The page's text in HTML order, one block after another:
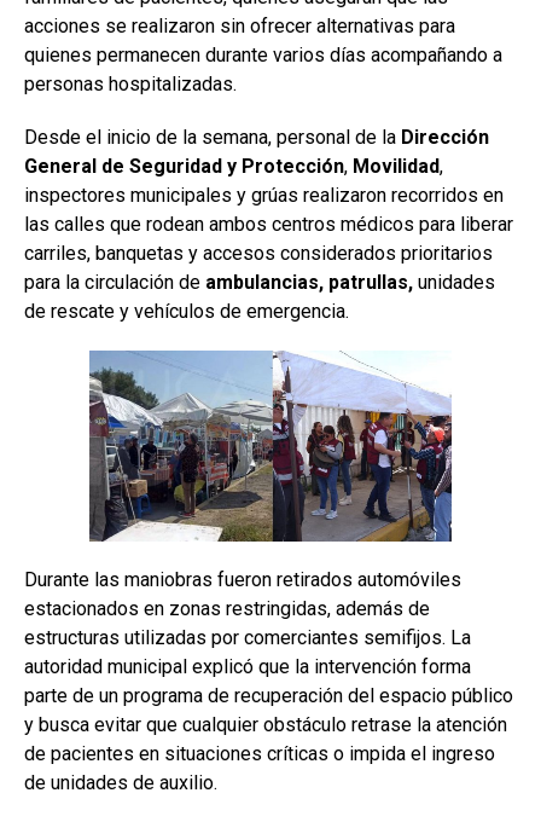
acciones se realizaron sin ofrecer alternativas para
quienes permanecen durante varios días acompañando a
personas hospitalizadas.
Desde el inicio de la semana, personal de la Dirección
General de Seguridad y Protección, Movilidad,
inspectores municipales y grúas realizaron recorridos en
las calles que rodean ambos centros médicos para liberar
carriles, banquetas y accesos considerados prioritarios
para la circulación de ambulancias, patrullas, unidades
de rescate y vehículos de emergencia.
Durante las maniobras fueron retirados automóviles
estacionados en zonas restringidas, además de
estructuras utilizadas por comerciantes semifijos. La
autoridad municipal explicó que la intervención forma
parte de un programa de recuperación del espacio público
y busca evitar que cualquier obstáculo retrase la atención
de pacientes en situaciones críticas o impida el ingreso
de unidades de auxilio.